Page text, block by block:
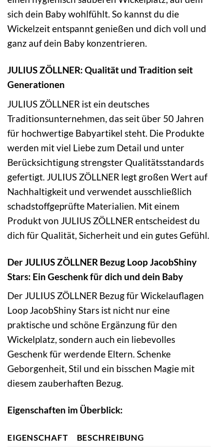
sich dein Baby wohlfühlt. So kannst du die
Wickelzeit entspannt genießen und dich voll und
ganz auf dein Baby konzentrieren.
JULIUS ZÖLLNER: Qualität und Tradition seit
Generationen
JULIUS ZÖLLNER ist ein deutsches
Traditionsunternehmen, das seit über 50 Jahren
für hochwertige Babyartikel steht. Die Produkte
werden mit viel Liebe zum Detail und unter
Berücksichtigung strengster Qualitätsstandards
gefertigt. JULIUS ZÖLLNER legt großen Wert auf
Nachhaltigkeit und verwendet ausschließlich
schadstoffgeprüfte Materialien. Mit einem
Produkt von JULIUS ZÖLLNER entscheidest du
dich für Qualität, Sicherheit und ein gutes Gefühl.
Der JULIUS ZÖLLNER Bezug Loop JacobShiny
Stars: Ein Geschenk für dich und dein Baby
Der JULIUS ZÖLLNER Bezug für Wickelauflagen
Loop JacobShiny Stars ist nicht nur eine
praktische und schöne Ergänzung für den
Wickelplatz, sondern auch ein liebevolles
Geschenk für werdende Eltern. Schenke
Geborgenheit, Stil und ein bisschen Magie mit
diesem zauberhaften Bezug.
Eigenschaften im Überblick:
EIGENSCHAFT BESCHREIBUNG